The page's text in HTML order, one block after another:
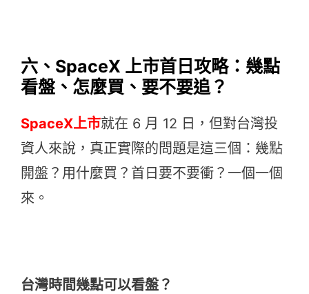
六、SpaceX 上市首日攻略：幾點
看盤、怎麼買、要不要追？
SpaceX上市就在 6 月 12 日，但對台灣投
資人來說，真正實際的問題是這三個：幾點
開盤？用什麼買？首日要不要衝？一個一個
來。
台灣時間幾點可以看盤？